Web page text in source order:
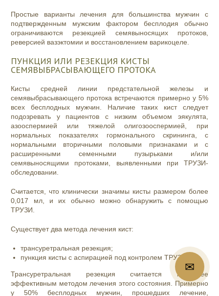
Простые варианты лечения для большинства мужчин с
подтвержденным мужским фактором бесплодия обычно
ограничиваются резекцией семявыносящих протоков,
реверсией вазэктомии и восстановлением варикоцеле.
ПУНКЦИЯ ИЛИ РЕЗЕКЦИЯ КИСТЫ
СЕМЯВЫБРАСЫВАЮЩЕГО ПРОТОКА
Кисты средней линии предстательной железы и
семявыбрасывающего протока встречаются примерно у 5%
всех бесплодных мужчин. Наличие таких кист следует
подозревать у пациентов с низким объемом эякулята,
азооспермией или тяжелой олигозооспермией, при
нормальных показателях гормонального скрининга, с
нормальными вторичными половыми признаками и с
расширенными семенными пузырьками и/или
семявыносящими протоками, выявленными при ТРУЗИ-
обследовании.
Считается, что клинически значимы кисты размером более
0,017 мл, и их обычно можно обнаружить с помощью
ТРУЗИ.
Существует два метода лечения кист:
трансуретральная резекция;
пункция кисты с аспирацией под контролем ТРУЗИ.
Трансуретральная резекция считается наиболее
эффективным методом лечения этого состояния. Примерно
у 50% бесплодных мужчин, прошедших лечение,
✉